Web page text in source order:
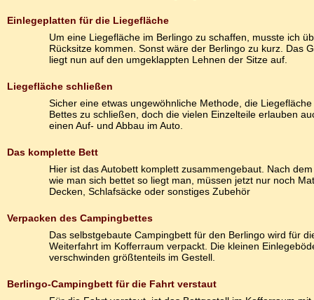
Einlegeplatten für die Liegefläche
Um eine Liegefläche im Berlingo zu schaffen, musste ich
Rücksitze kommen. Sonst wäre der Berlingo zu kurz. Das
liegt nun auf den umgeklappten Lehnen der Sitze auf.
Liegefläche schließen
Sicher eine etwas ungewöhnliche Methode, die
Bettes zu schließen, doch die vielen Einzelteile erlauben
einen Auf- und Abbau im Auto.
Das komplette Bett
Hier ist das Autobett komplett zusammengebaut. Nach
wie man sich bettet so liegt man, müssen jetzt nur noch
Decken, Schlafsäcke oder sonstiges Zubehör
Verpacken des Campingbettes
Das selbstgebaute Campingbett für den Berlingo wird für
Weiterfahrt im Kofferraum verpackt. Die kleinen
verschwinden größtenteils im Gestell.
Berlingo-Campingbett für die Fahrt verstaut